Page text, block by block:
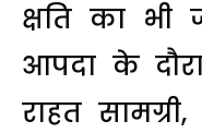
क्षति का भी
आपदा के
राहत